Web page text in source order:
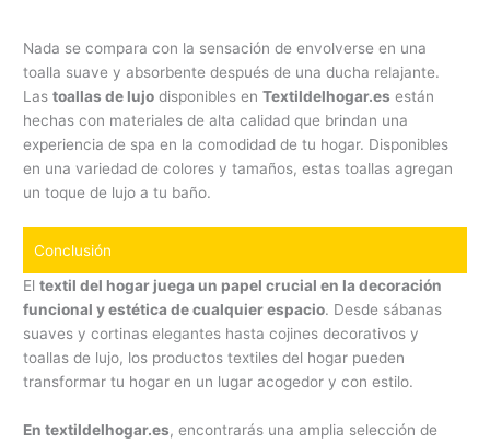
Nada se compara con la sensación de envolverse en una
toalla suave y absorbente después de una ducha relajante.
Lastoallas de lujo disponibles enTextildelhogar.es están
hechas con materiales de alta calidad que brindan una
experiencia de spa en la comodidad de tu hogar. Disponibles
en una variedad de colores y tamaños, estas toallas agregan
un toque de lujo a tu baño.
Conclusión
Eltextil del hogar juega un papel crucial en la decoración
funcional y estética de cualquier espacio. Desde sábanas
suaves y cortinas elegantes hasta cojines decorativos y
toallas de lujo, los productos textiles del hogar pueden
transformar tu hogar en un lugar acogedor y con estilo.
En textildelhogar.es, encontrarás una amplia selección de